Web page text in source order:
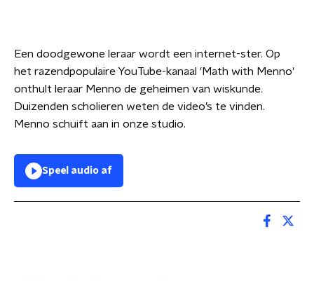
Een doodgewone leraar wordt een internet-ster. Op
het razendpopulaire YouTube-kanaal 'Math with Menno'
onthult leraar Menno de geheimen van wiskunde.
Duizenden scholieren weten de video’s te vinden.
Menno schuift aan in onze studio.
Speel audio af